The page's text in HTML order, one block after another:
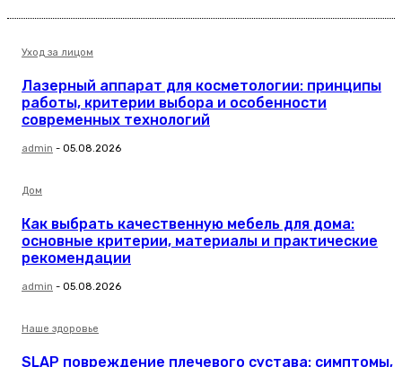
Уход за лицом
Лазерный аппарат для косметологии: принципы
работы, критерии выбора и особенности
современных технологий
admin - 05.08.2026
Дом
Как выбрать качественную мебель для дома:
основные критерии, материалы и практические
рекомендации
admin - 05.08.2026
Наше здоровье
SLAP повреждение плечевого сустава: симптомы,